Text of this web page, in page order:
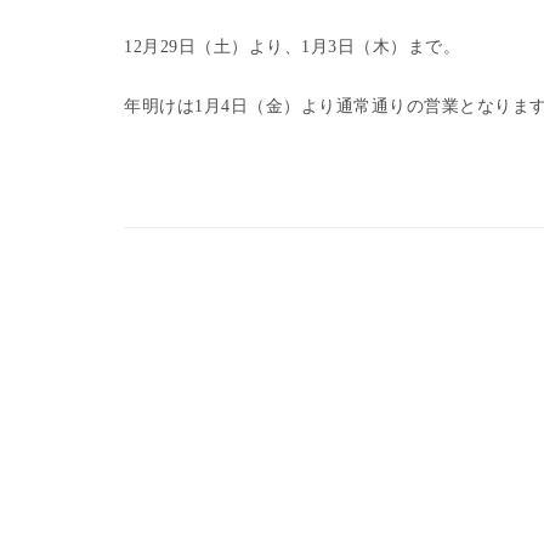
12月29日（土）より、1月3日（木）まで。
年明けは1月4日（金）より通常通りの営業となりま